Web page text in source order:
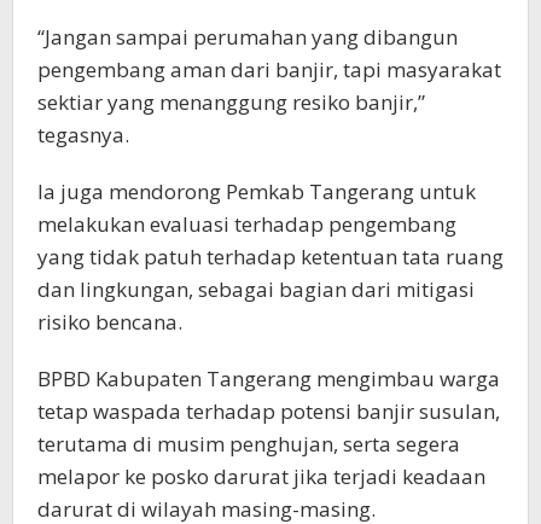
“Jangan sampai perumahan yang dibangun
pengembang aman dari banjir, tapi masyarakat
sektiar yang menanggung resiko banjir,”
tegasnya.
Ia juga mendorong Pemkab Tangerang untuk
melakukan evaluasi terhadap pengembang
yang tidak patuh terhadap ketentuan tata ruang
dan lingkungan, sebagai bagian dari mitigasi
risiko bencana.
BPBD Kabupaten Tangerang mengimbau warga
tetap waspada terhadap potensi banjir susulan,
terutama di musim penghujan, serta segera
melapor ke posko darurat jika terjadi keadaan
darurat di wilayah masing-masing.